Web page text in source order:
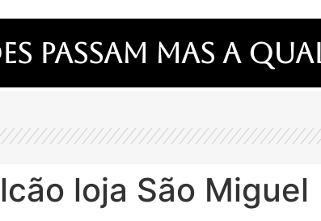
passam mas a
loja São Miguel